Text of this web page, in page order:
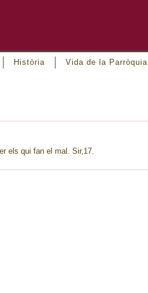
Història Vida de la Parròquia
els qui fan el mal. Sir,17.